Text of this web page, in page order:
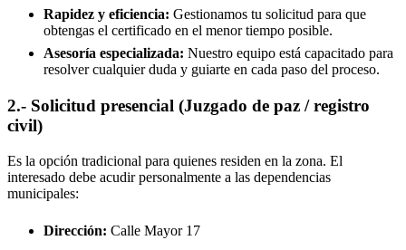
Rapidez y eficiencia: Gestionamos tu solicitud para que
obtengas el certificado en el menor tiempo posible.
Asesoría especializada: Nuestro equipo está capacitado para
resolver cualquier duda y guiarte en cada paso del proceso.
2.- Solicitud presencial (Juzgado de paz / registro
civil)
Es la opción tradicional para quienes residen en la zona. El
interesado debe acudir personalmente a las dependencias
municipales:
Dirección: Calle Mayor 17